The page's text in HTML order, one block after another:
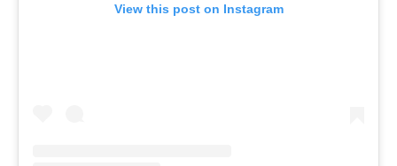
View this post on Instagram